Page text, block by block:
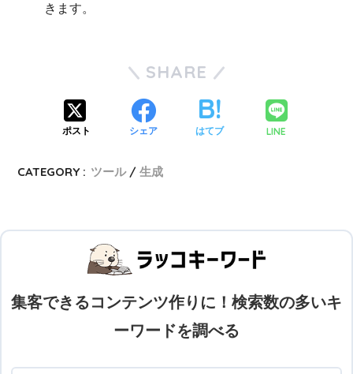
きます。
SHARE
ポスト シェア はてブ LINE
CATEGORY : ツール 生成
集客できるコンテンツ作りに！検索数の多いキ
ーワードを調べる